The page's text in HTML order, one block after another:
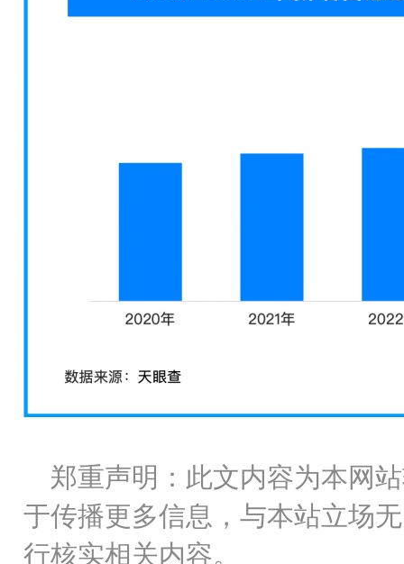
郑重声明：此文内容为本网
于传播更多信息，与本站立场
行核实相关内容。